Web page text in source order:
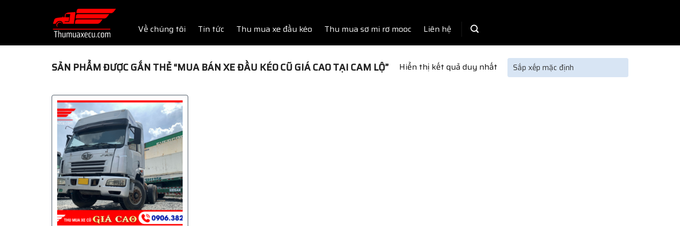
Về chúng tôi Tin tức Thu mua xe đầu kéo Thu mua sơ mi rơ mooc Liên hệ
SẢN PHẨM ĐƯỢC GẮN THẺ “MUA BÁN XE ĐẦU KÉO CŨ GIÁ CAO TẠI CAM LỘ” Hiển thị kết quả duy nhất